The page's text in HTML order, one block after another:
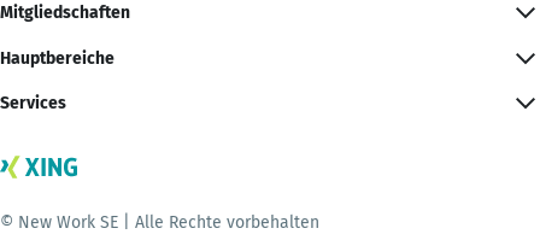
Mitgliedschaften
Hauptbereiche
Services
© New Work SE | Alle Rechte vorbehalten